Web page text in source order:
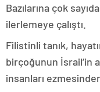
Bazılarına çok
ilerlemeye çalıştı.
Filistinli tanık,
birçoğunun İsrail’in
insanları